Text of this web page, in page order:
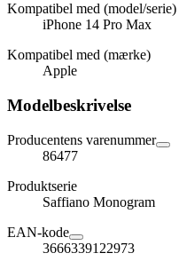
Kompatibel med (model/serie)
iPhone 14 Pro Max
Kompatibel med (mærke)
Apple
Modelbeskrivelse
Producentens varenummer
86477
Produktserie
Saffiano Monogram
EAN-kode
3666339122973